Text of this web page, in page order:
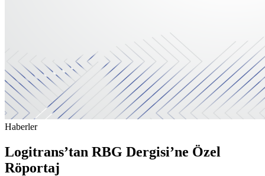
Haberler
Logitrans’tan RBG Dergisi’ne Özel
Röportaj